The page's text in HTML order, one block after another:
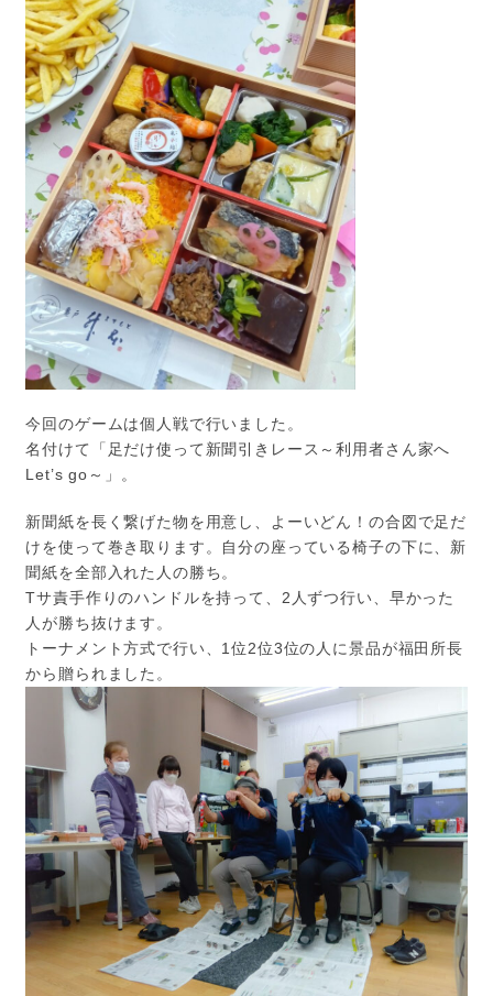
今回のゲームは個人戦で行いました。
名付けて「足だけ使って新聞引きレース～利用者さん家へ
Let’s go～」。
新聞紙を長く繋げた物を用意し、よーいどん！の合図で足だ
けを使って巻き取ります。自分の座っている椅子の下に、新
聞紙を全部入れた人の勝ち。
Tサ責手作りのハンドルを持って、2人ずつ行い、早かった
人が勝ち抜けます。
トーナメント方式で行い、1位2位3位の人に景品が福田所長
から贈られました。